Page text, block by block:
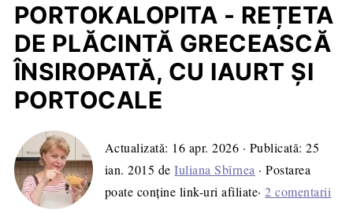
PORTOKALOPITA - REȚETA
DE PLĂCINTĂ GRECEASCĂ
ÎNSIROPATĂ, CU IAURT ŞI
PORTOCALE
Actualizată: 16 apr. 2026 · Publicată:25
ian. 2015 deIuliana Sbîrnea · Postarea
poate conține link-uri afiliate·2 comentarii